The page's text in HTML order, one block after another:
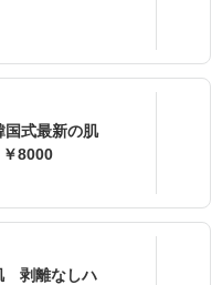
式最新の肌
8000
剥離なしハ